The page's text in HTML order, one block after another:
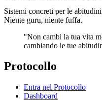
Sistemi concreti per le
Niente guru, niente fuffa.
"Non cambi la tua vita
cambiando le tue
Protocollo
Entra nel Protocollo
Dashboard